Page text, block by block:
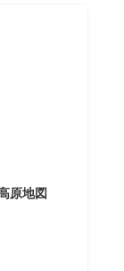
原地図